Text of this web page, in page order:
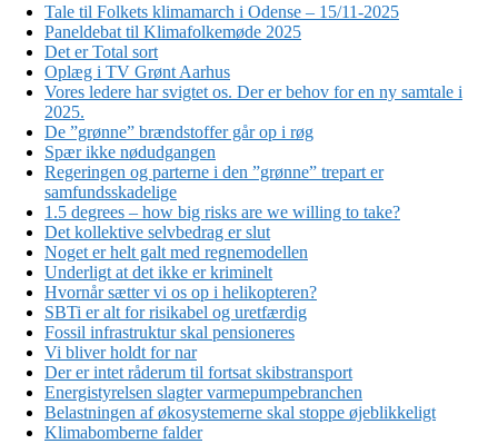
Tale til Folkets klimamarch i Odense – 15/11-2025
Paneldebat til Klimafolkemøde 2025
Det er Total sort
Oplæg i TV Grønt Aarhus
Vores ledere har svigtet os. Der er behov for en ny samtale i
2025.
De ”grønne” brændstoffer går op i røg
Spær ikke nødudgangen
Regeringen og parterne i den ”grønne” trepart er
samfundsskadelige
1.5 degrees – how big risks are we willing to take?
Det kollektive selvbedrag er slut
Noget er helt galt med regnemodellen
Underligt at det ikke er kriminelt
Hvornår sætter vi os op i helikopteren?
SBTi er alt for risikabel og uretfærdig
Fossil infrastruktur skal pensioneres
Vi bliver holdt for nar
Der er intet råderum til fortsat skibstransport
Energistyrelsen slagter varmepumpebranchen
Belastningen af økosystemerne skal stoppe øjeblikkeligt
Klimabomberne falder